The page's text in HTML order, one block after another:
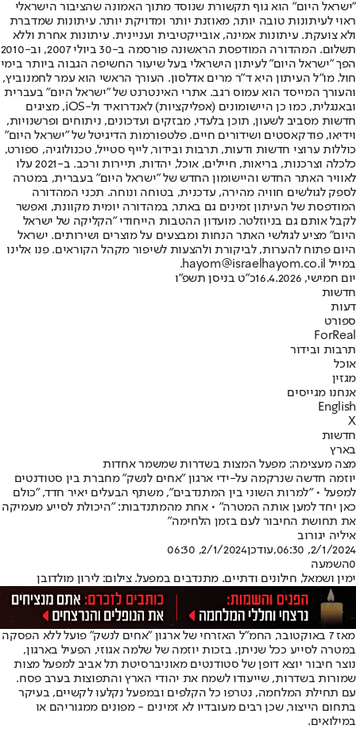
"ישראל היום" הוא גוף תקשורת שנוסד מתוך האמונה שהציבור הישראלי
ראוי לעיתונות טובה יותר, מאוזנת יותר ומדויקת יותר. עיתונות שמדברת
ולא צועקת. עיתונות אמינה, אובייקטיבית ועניינית. עיתונות אחרת וללא
תשלום. המהדורה המודפסת הראשונה פורסמה ב-30 ביולי 2007, וב-2010
הפך "ישראל היום" לעיתון הישראלי בעל שיעור החשיפה הגבוה ביותר בימי
חול. מו"ל העיתון היא ד"ר מרים אדלסון. העורך הראשי הוא עמר לחמנוביץ,
והעורך המייסד הוא עמוס רגב. אתרי האינטרנט של "ישראל היום" בעברית
ובאנגלית, כמו כן היישומונים (אפליקציות) לאנדרואיד ול-iOS, מציגים
חדשות מסביב לשעון, תוכן בלעדי, מבזקים ועדכונים, ניתוחים ופרשנויות,
וידיאו, פודקאסטים ושידורים חיים. פלטפורמות הדיגיטל של "ישראל היום"
כוללות ערוצי חדשות ודעות, תרבות ובידור, לייף סטייל, טכנולוגיה, ספורט,
כלכלה וצרכנות, בריאות, חיילים, אוכל, יהדות, תיירות ורכב. ב-2021 עלו
לאוויר האתר החדש והיישומון החדש של "ישראל היום" בעברית, במטרה
לספק לגולשים חוויה מהירה, עדכנית, בטוחה ונוחה. תכני המהדורה
המודפסת של העיתון זמינים גם באתר, במהדורה יומית מקוונת, ואפשר
לקבל אותם גם בניוזלטר. מועדון ההטבות הייחודי "הקליקה של ישראל
היום" מציע לגולשי האתר הנחות ומבצעים על מוצרים ושירותים. ישראל
היום פתוח להערות, לביקורת ולהצעות לשיפור מקהל הקוראים. פנו אלינו
במייל hayom@israelhayom.co.il.
יום חמישי, 16.4.2026
כ"ט בניסן תשפ"ו
חדשות
דעות
ספורט
ForReal
תרבות ובידור
אוכל
מגזין
אנחנו מגייסים
English
X
חדשות
בארץ
מצה מעצימה: מפעל המצות בשדרות שמשמר אחדות
יוזמה חדשה שנרקמה על-ידי ארגון "אחים לנשק" מחברת בין סטודנטים
למפעל • "למרות השוני בין המתנדבים", משתף הבעלים יאיר חדד, "כולם
כאן יחד למען אותה המטרה" • אחת מהמתנדבות: "היכולת לסייע מעמיקה
את תחושת החיבור לעם בזמן הלחימה"
איליה יגורוב
2/1/2024, 06:30
,עודכן2/1/2024, 06:30
0השמעה
ימין ושמאל, חילונים ודתיים. מתנדבים במפעל. צילום: לירון מולדובן
מאז 7 באוקטובר, החמ"ל האזרחי של ארגון "אחים לנשק" פועל ללא הפסקה
במטרה לסייע ככל שניתן. בזכות יוזמה של שלמה אגוזי, הפעיל בארגון,
נוצר חיבור יוצא דופן של סטודנטים מאוניברסיטת תל אביב למפעל מצות
שמורות בשדרות, שייעודו לשמח את יהודי הארץ והתפוצות בערב פסח.
עם תחילת המלחמה, נטרפו כל הקלפים ובמפעל נקלעו לקשיים, בעיקר
בתחום הייצור, שכן רבים מעובדיו לא זמינים - מפונים ממגוריהם או
במילואים.